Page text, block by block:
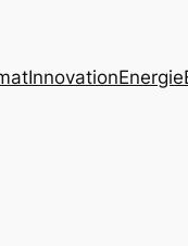
InnovationEnergie